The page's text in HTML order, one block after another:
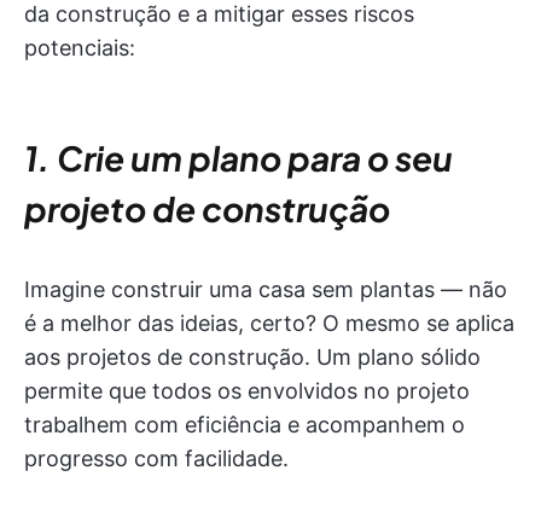
da construção e a mitigar esses riscos
potenciais:
1. Crie um plano para o seu
projeto de construção
Imagine construir uma casa sem plantas — não
é a melhor das ideias, certo? O mesmo se aplica
aos projetos de construção. Um plano sólido
permite que todos os envolvidos no projeto
trabalhem com eficiência e acompanhem o
progresso com facilidade.